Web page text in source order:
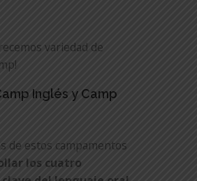
variedad de
Inglés y Camp
de estos campamentos
los cuatro